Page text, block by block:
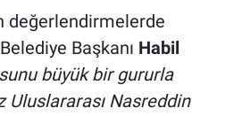
değerlendirmelerde
Başkanı Habil
büyük bir gururla
Nasreddin